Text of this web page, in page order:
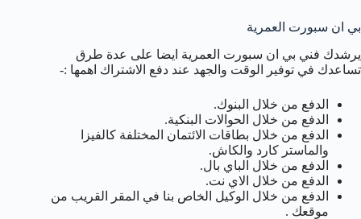
بي ان سبورت العمرية
يرشدك فني بي ان سبورت العمرية ايضا على عدة طرق
تساعدك في توفير الوقت والجهد عند دفع الاشتراك اهمها :-
الدفع من خلال البنوك.
الدفع من خلال الحوالات البنكية.
الدفع من خلال بطاقات الائتمان المختلفة كالفيزا
والماستر كارد والكاش.
الدفع من خلال الباي بال.
الدفع من خلال الاي نت.
الدفع من خلال الوكيل الخاص بنا في المقر القريب من
موقعك .